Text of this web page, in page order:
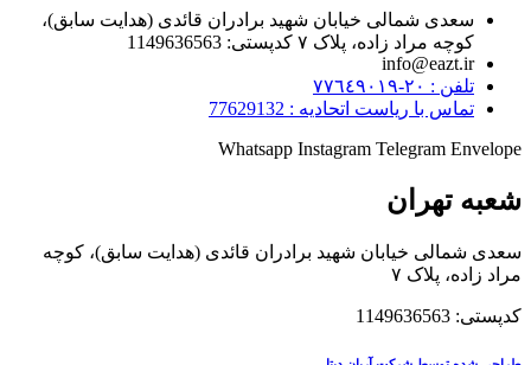
سعدی شمالی خیابان شهید برادران قائدی (هدایت سابق)،
کوچه مراد زاده، پلاک ۷ کدپستی: 1149636563
info@eazt.ir
تلفن : ٢٠-٧٧٦٤٩٠١٩
تماس با ریاست اتحادیه : 77629132
Whatsapp Instagram Telegram Envelope
شعبه تهران
سعدی شمالی خیابان شهید برادران قائدی (هدایت سابق)، کوچه
مراد زاده، پلاک ۷
کدپستی: 1149636563